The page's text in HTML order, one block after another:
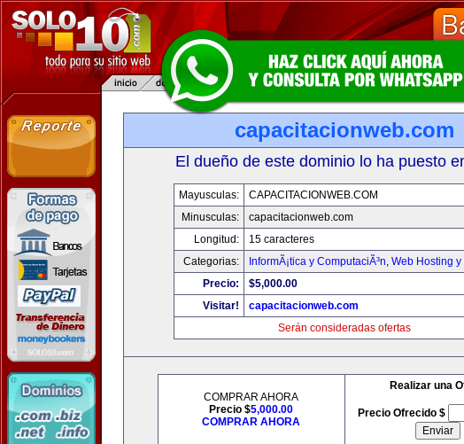
capacitacionweb.com
El dueño de este dominio lo ha puesto
Mayusculas:
CAPACITACIONWEB.COM
Minusculas:
capacitacionweb.com
Longitud:
15 caracteres
Categorias:
InformÃ¡tica y ComputaciÃ³n, Web Hosting
Precio:
$5,000.00
Visitar!
capacitacionweb.com
Serán consideradas ofertas
COMPRAR AHORA
Precio $5,000.00
COMPRAR AHORA
Realizar una
Precio Ofrecido $